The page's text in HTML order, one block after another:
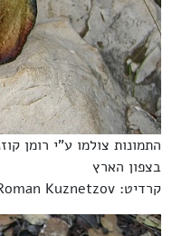
התמונות צולמו ע"י רומן
בצפון הארץ
קרדיט: Roman Kuznetzov